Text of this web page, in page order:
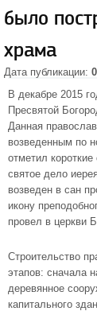
было
храма
Дата публикации:
В декабре 2015
Пресвятой
Данная
возведенным по
отметил
святое дело
возведен в сан
икону
провел в церкви
Строительство
этапов: сначала
деревянное
капитального